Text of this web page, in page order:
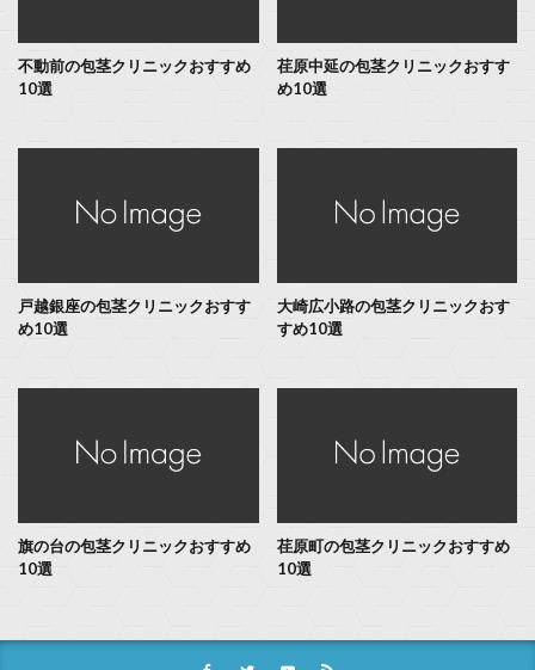
不動前の包茎クリニックおすすめ
10選
荏原中延の包茎クリニックおすす
め10選
戸越銀座の包茎クリニックおすす
め10選
大崎広小路の包茎クリニックおす
すめ10選
旗の台の包茎クリニックおすすめ
10選
荏原町の包茎クリニックおすすめ
10選